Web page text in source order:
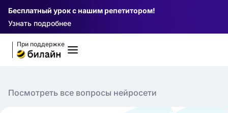
Бесплатный урок с нашим репетитором!
Узнать подробнее
При поддержке
Посмотреть все вопросы нейросети